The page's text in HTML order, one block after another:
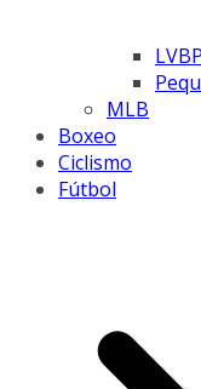
LVBP
MLB
Boxeo
Ciclismo
Fútbol